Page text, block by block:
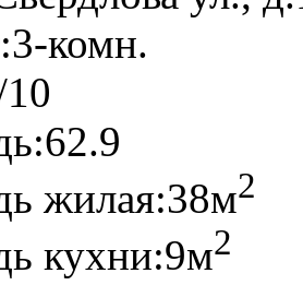
3-комн.
62.9
жилая:38м2
кухни:9м2